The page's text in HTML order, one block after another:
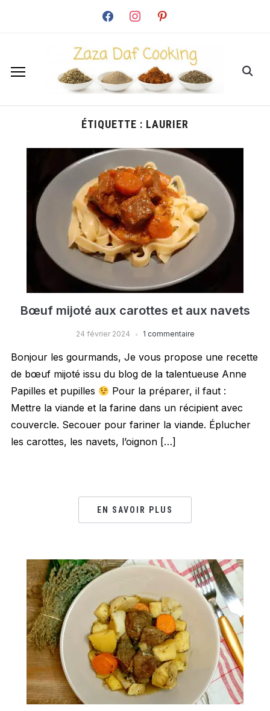
facebook instagrampinterest
ÉTIQUETTE : LAURIER
Bœuf mijoté aux carottes et aux navets
24 février 2024 1 commentaire
Bonjour les gourmands, Je vous propose une recette
de bœuf mijoté issu du blog de la talentueuse Anne
Papilles et pupilles
Pour la préparer, il faut :
Mettre la viande et la farine dans un récipient avec
couvercle. Secouer pour fariner la viande. Éplucher
les carottes, les navets, l’oignon […]
EN SAVOIR PLUS